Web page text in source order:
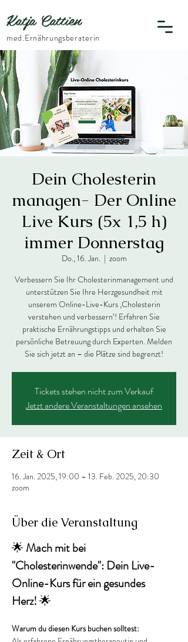
Katja Cattien
​med.Ernährungsberaterin
Dein Cholesterin
managen- Der Online
Live Kurs (5x 1,5 h)
immer Donnerstag
Do., 16. Jan.
  |
zoom
Verbessern Sie Ihr Cholesterinmanagement und
unterstützen Sie Ihre Herzgesundheit mit
unserem Online-Live-Kurs ‚Cholesterin
verstehen und verbessern‘! Erfahren Sie
praktische Ernährungstipps und erhalten Sie
persönliche Betreuung durch Experten. Melden
Sie sich jetzt an – die Plätze sind begrenzt!
Tickets stehen nicht zum Verkauf
Jetzt andere Veranstaltungen ansehen
Zeit & Ort
16. Jan. 2025, 19:00 – 13. Feb. 2025, 20:30
zoom
Über die Veranstaltung
🌟 Mach mit bei
"Cholesterinwende": Dein Live-
Online-Kurs für ein gesundes
Herz! 🌟
Warum du diesen Kurs buchen solltest: